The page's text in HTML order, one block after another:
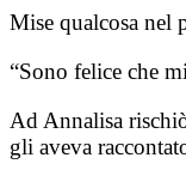
Mise qualcosa nel
“Sono felice che
Ad Annalisa
gli aveva